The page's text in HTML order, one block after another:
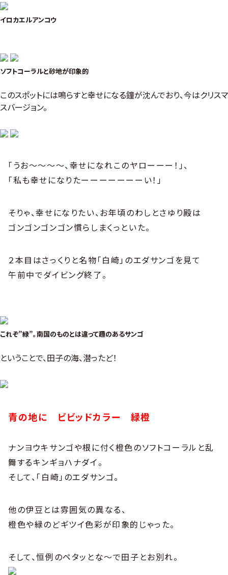
イロカエルアンコウ
ソフトコーラルと砂地が印象的
このスポットには鳴らすと幸せになる鐘が沈んでおり、今はクリスマ
スバージョン。
「うお〜〜〜〜、幸せになれこのヤローーー！」、
「私も幸せになりたーーーーーーーい！」
そりゃ、幸せになりたい、お年頃のわしとさゆり殿は
ゴンゴンゴンゴン慣らしまくっといた。
２本目はさっくりと名物「白崎」のエダサンゴを見て
午前中でダイビング終了。
これぞ”緑”。南国のものとは違って趣のあるサンゴ
ということで、田子の海、潜ったど！
青の地に ビビッドカラー 緑橙
ナンヨウキサンゴや根に付く橙色のソフトコーラルと乱
舞するキンギョハナダイ。
そして、「白崎」のエダサンゴ。
他の伊豆とは雰囲気の異なる、
橙色や緑のどギツイ色彩が印象的じゃった。
そして、恒例のペタッとな〜で田子とお別れ。